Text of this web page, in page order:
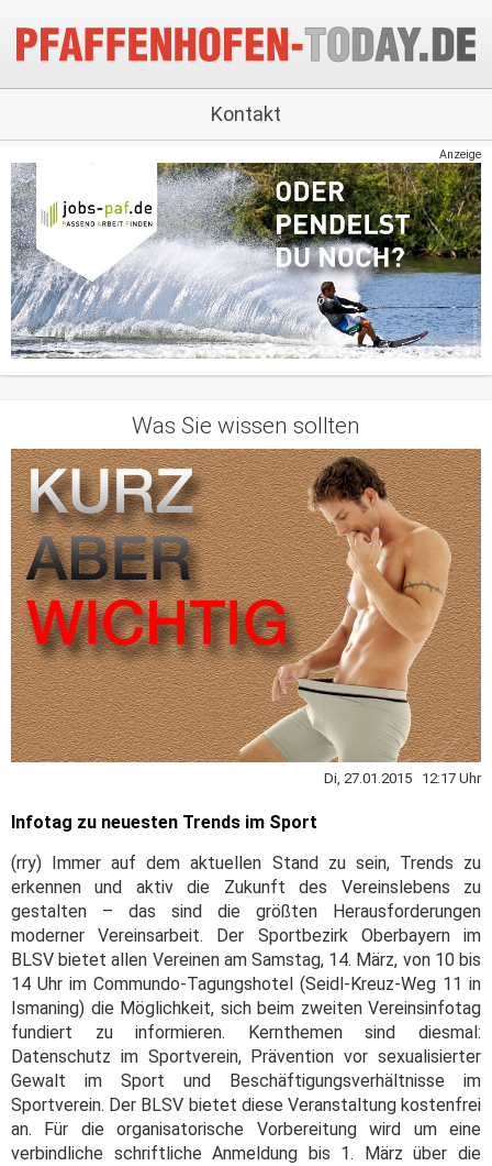
Kontakt
Anzeige
Was Sie wissen sollten
Di, 27.01.2015 12:17 Uhr
Infotag zu neuesten Trends im Sport
(rry) Immer auf dem aktuellen Stand zu sein, Trends zu
erkennen und aktiv die Zukunft des Vereinslebens zu
gestalten – das sind die größten Herausforderungen
moderner Vereinsarbeit. Der Sportbezirk Oberbayern im
BLSV bietet allen Vereinen am Samstag, 14. März, von 10 bis
14 Uhr im Commundo-Tagungshotel (Seidl-Kreuz-Weg 11 in
Ismaning) die Möglichkeit, sich beim zweiten Vereinsinfotag
fundiert zu informieren. Kernthemen sind diesmal:
Datenschutz im Sportverein, Prävention vor sexualisierter
Gewalt im Sport und Beschäftigungsverhältnisse im
Sportverein. Der BLSV bietet diese Veranstaltung kostenfrei
an. Für die organisatorische Vorbereitung wird um eine
verbindliche schriftliche Anmeldung bis 1. März über die